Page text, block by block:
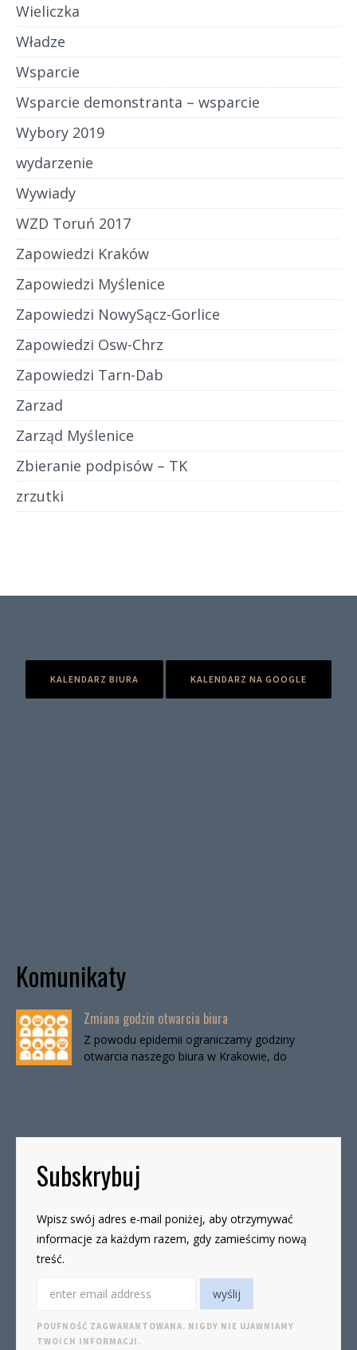
Wieliczka
Władze
Wsparcie
Wsparcie demonstranta – wsparcie
Wybory 2019
wydarzenie
Wywiady
WZD Toruń 2017
Zapowiedzi Kraków
Zapowiedzi Myślenice
Zapowiedzi NowySącz-Gorlice
Zapowiedzi Osw-Chrz
Zapowiedzi Tarn-Dab
Zarzad
Zarząd Myślenice
Zbieranie podpisów – TK
zrzutki
KALENDARZ BIURA KALENDARZ NA GOOGLE
Komunikaty
Zmiana godzin otwarcia biura
Z powodu epidemii ograniczamy godziny
otwarcia naszego biura w Krakowie, do
Subskrybuj
Wpisz swój adres e-mail poniżej, aby otrzymywać
informacje za każdym razem, gdy zamieścimy nową
treść.
POUFNOŚĆ ZAGWARANTOWANA. NIGDY NIE UJAWNIAMY
TWOICH INFORMACJI.